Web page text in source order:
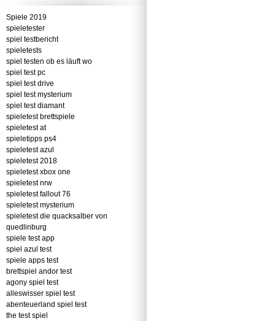
Spiele 2019
spieletester
spiel testbericht
spieletests
spiel testen ob es läuft wo
spiel test pc
spiel test drive
spiel test mysterium
spiel test diamant
spieletest brettspiele
spieletest at
spieletipps ps4
spieletest azul
spieletest 2018
spieletest xbox one
spieletest nrw
spieletest fallout 76
spieletest mysterium
spieletest die quacksalber von
quedlinburg
spiele test app
spiel azul test
spiele apps test
brettspiel andor test
agony spiel test
alleswisser spiel test
abenteuerland spiel test
the test spiel